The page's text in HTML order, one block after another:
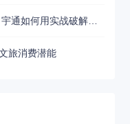
新能源矿卡突破1亿公里，宇通如何用实战破解行业最大瓶颈？
旅消费潜能